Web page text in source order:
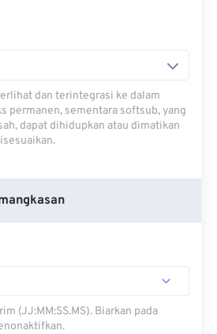
dan terintegrasi ke dalam
permanen, sementara softsub, yang
dapat dihidupkan atau dimatikan
(JJ:MM:SS.MS). Biarkan pada